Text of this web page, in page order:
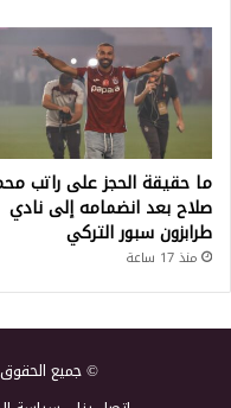
ما حقيقة الحجز على راتب
صلاح بعد انضمامه إلى نادي
طرابزون سبور التركي
منذ 17 ساعة
© جميع الحقوق